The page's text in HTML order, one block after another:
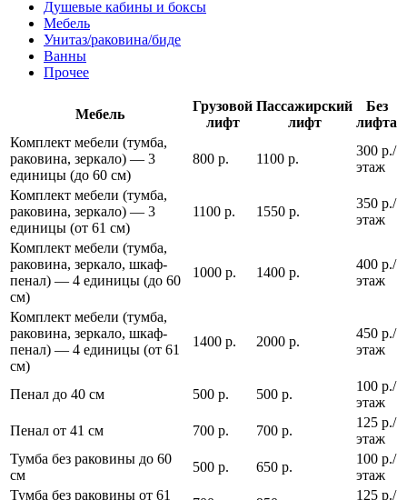
Душевые кабины и боксы
Мебель
Унитаз/раковина/биде
Ванны
Прочее
Мебель
Грузовой
лифт
Пассажирский
лифт
Без
лифта
Комплект мебели (тумба,
раковина, зеркало) — 3
единицы (до 60 см)
800 р. 1100 р.
300 р./
этаж
Комплект мебели (тумба,
раковина, зеркало) — 3
единицы (от 61 см)
1100 р. 1550 р.
350 р./
этаж
Комплект мебели (тумба,
раковина, зеркало, шкаф-
пенал) — 4 единицы (до 60
см)
1000 р. 1400 р.
400 р./
этаж
Комплект мебели (тумба,
раковина, зеркало, шкаф-
пенал) — 4 единицы (от 61
см)
1400 р. 2000 р.
450 р./
этаж
Пенал до 40 см 500 р. 500 р.
100 р./
этаж
Пенал от 41 см
700 р. 700 р.
125 р./
этаж
Тумба без раковины до 60
см
500 р. 650 р.
100 р./
этаж
Тумба без раковины от 61
125 р./